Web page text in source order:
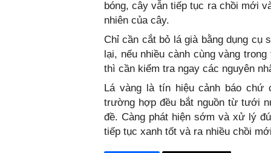
bóng, cây vẫn tiếp tục ra chồi mới
nhiên của cây.
Chỉ cần cắt bỏ lá già bằng dụng
lại, nếu nhiều cành cùng vàng
thì cần kiểm tra ngay các nguyên
Lá vàng là tín hiệu cảnh báo
trường hợp đều bắt nguồn từ tưới
đề. Càng phát hiện sớm và xử lý
tiếp tục xanh tốt và ra nhiều chồi